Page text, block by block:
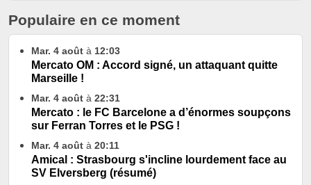
Populaire en ce moment
Mar. 4 août à 12:03
Mercato OM : Accord signé, un attaquant quitte
Marseille !
Mar. 4 août à 22:31
Mercato : le FC Barcelone a d’énormes soupçons
sur Ferran Torres et le PSG !
Mar. 4 août à 20:11
Amical : Strasbourg s'incline lourdement face au
SV Elversberg (résumé)